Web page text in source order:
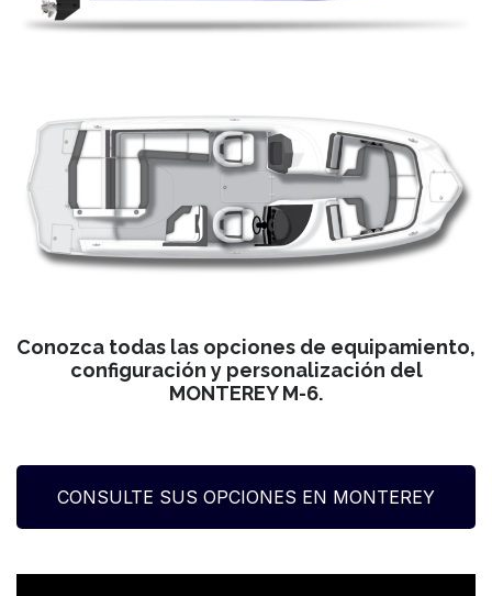
Conozca todas las opciones de equipamiento,
configuración y personalización del
MONTEREY M-6.
CONSULTE SUS OPCIONES EN MONTEREY